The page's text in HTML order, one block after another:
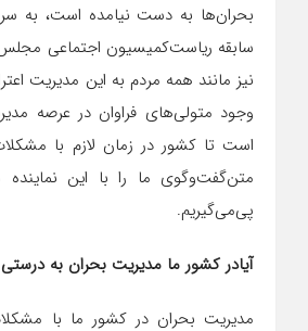
بحران‌ها به دست نیامده است، به
سابقه ریاست‌کمیسیون اجتماعی مجلس
نیز مانند همه مردم به این مدیریت
وجود متولی‌های فراوان در عرصه
است تا کشور در زمان لازم با
متن‌گفت‌وگوی ما را با این
پی‌می‌گیریم.
آیادر کشور ما مدیریت بحران به
مدیریت بحران در کشور ما با